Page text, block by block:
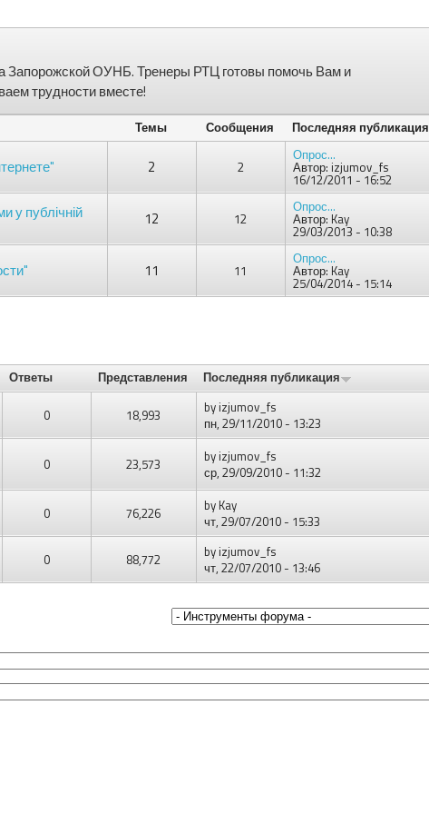
Запорожской ОУНБ. Тренеры РТЦ готовы помочь Вам и
трудности вместе!
Темы Сообщения Последняя публикация
2 2
Опрос...
Автор: izjumov_fs
16/12/2011 - 16:52
у публічній 12 12
Опрос...
Автор: Kay
29/03/2013 - 10:38
11 11
Опрос...
Автор: Kay
25/04/2014 - 15:14
Ответы Представления
Последняя публикация
0 18,993 byizjumov_fs
пн, 29/11/2010 - 13:23
0 23,573 byizjumov_fs
ср, 29/09/2010 - 11:32
0 76,226 byKay
чт, 29/07/2010 - 15:33
0 88,772 byizjumov_fs
чт, 22/07/2010 - 13:46